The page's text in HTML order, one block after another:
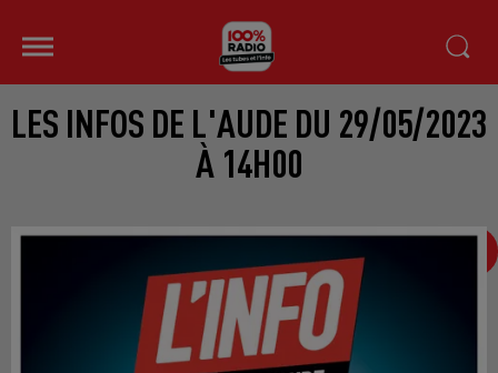
LES INFOS DE L'AUDE DU 29/05/2023
À 14H00